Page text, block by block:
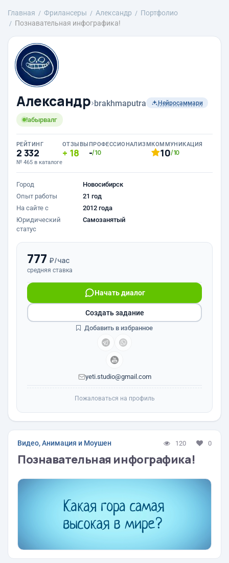
Главная Фрилансеры Александр
Портфолио
Познавательная инфографика!
Александр›brakhmaputra Нейросаммари
!абырвалг
РЕЙТИНГ
2 332
№ 465 в каталоге
ОТЗЫВЫ
18
ПРОФЕССИОНАЛИЗМ
-/10
КОММУНИКАЦИЯ
10/10
Город
Новосибирск
Опыт работы
21 год
На сайте с
2012 года
Юридический
статус
Самозанятый
777 ₽/час
средняя ставка
Начать диалог
yeti.studio@gmail.com
Создать задание
Добавить в избранное
Пожаловаться на профиль
Видео, Анимация и Моушен 120 0
Познавательная инфографика!